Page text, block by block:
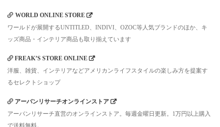
WORLD ONLINE STORE
ワールドが展開するUNTITLED、INDIVI、OZOC等人気ブランドのほか、キ
ッズ商品・インテリア商品も取り揃えています
FREAK’S STORE ONLINE
洋服、雑貨、インテリアなどアメリカンライフスタイルの楽しみ方を提案す
るセレクトショップ
アーバンリサーチオンラインストア
アーバンリサーチ直営のオンラインストア。毎週金曜日更新。1万円以上購入